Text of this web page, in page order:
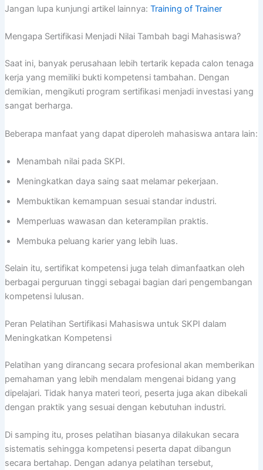
Jangan lupa kunjungi artikel lainnya: Training of Trainer
Mengapa Sertifikasi Menjadi Nilai Tambah bagi Mahasiswa?
Saat ini, banyak perusahaan lebih tertarik kepada calon tenaga
kerja yang memiliki bukti kompetensi tambahan. Dengan
demikian, mengikuti program sertifikasi menjadi investasi yang
sangat berharga.
Beberapa manfaat yang dapat diperoleh mahasiswa antara lain:
Menambah nilai pada SKPI.
Meningkatkan daya saing saat melamar pekerjaan.
Membuktikan kemampuan sesuai standar industri.
Memperluas wawasan dan keterampilan praktis.
Membuka peluang karier yang lebih luas.
Selain itu, sertifikat kompetensi juga telah dimanfaatkan oleh
berbagai perguruan tinggi sebagai bagian dari pengembangan
kompetensi lulusan.
Peran Pelatihan Sertifikasi Mahasiswa untuk SKPI dalam
Meningkatkan Kompetensi
Pelatihan yang dirancang secara profesional akan memberikan
pemahaman yang lebih mendalam mengenai bidang yang
dipelajari. Tidak hanya materi teori, peserta juga akan dibekali
dengan praktik yang sesuai dengan kebutuhan industri.
Di samping itu, proses pelatihan biasanya dilakukan secara
sistematis sehingga kompetensi peserta dapat dibangun
secara bertahap. Dengan adanya pelatihan tersebut,